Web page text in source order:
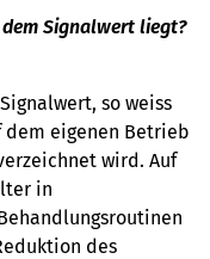
Signalwert liegt?
so weiss
eigenen Betrieb
wird. Auf
in
des